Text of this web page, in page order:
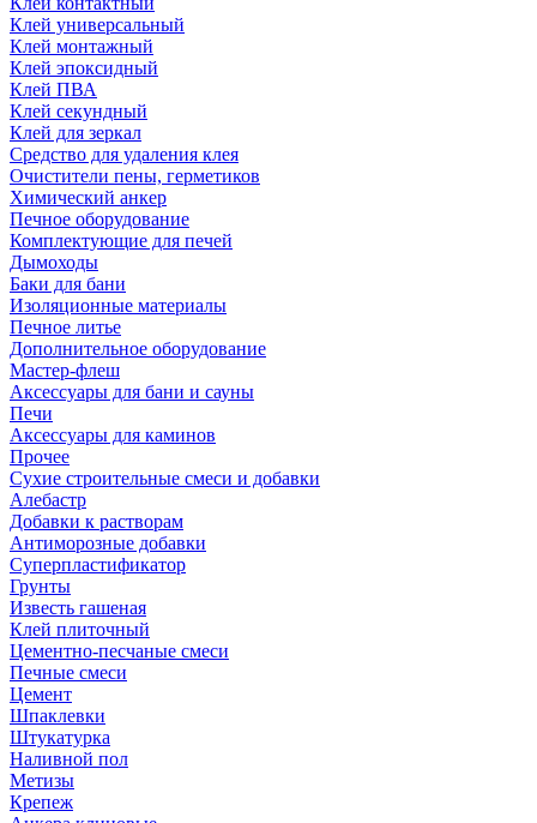
Клей универсальный
Клей монтажный
Клей эпоксидный
Клей ПВА
Клей секундный
Клей для зеркал
Средство для удаления клея
Очистители пены, герметиков
Химический анкер
Печное оборудование
Комплектующие для печей
Дымоходы
Баки для бани
Изоляционные материалы
Печное литье
Дополнительное оборудование
Мастер-флеш
Аксессуары для бани и сауны
Печи
Аксессуары для каминов
Прочее
Сухие строительные смеси и добавки
Алебастр
Добавки к растворам
Антиморозные добавки
Суперпластификатор
Грунты
Известь гашеная
Клей плиточный
Цементно-песчаные смеси
Печные смеси
Цемент
Шпаклевки
Штукатурка
Наливной пол
Метизы
Крепеж